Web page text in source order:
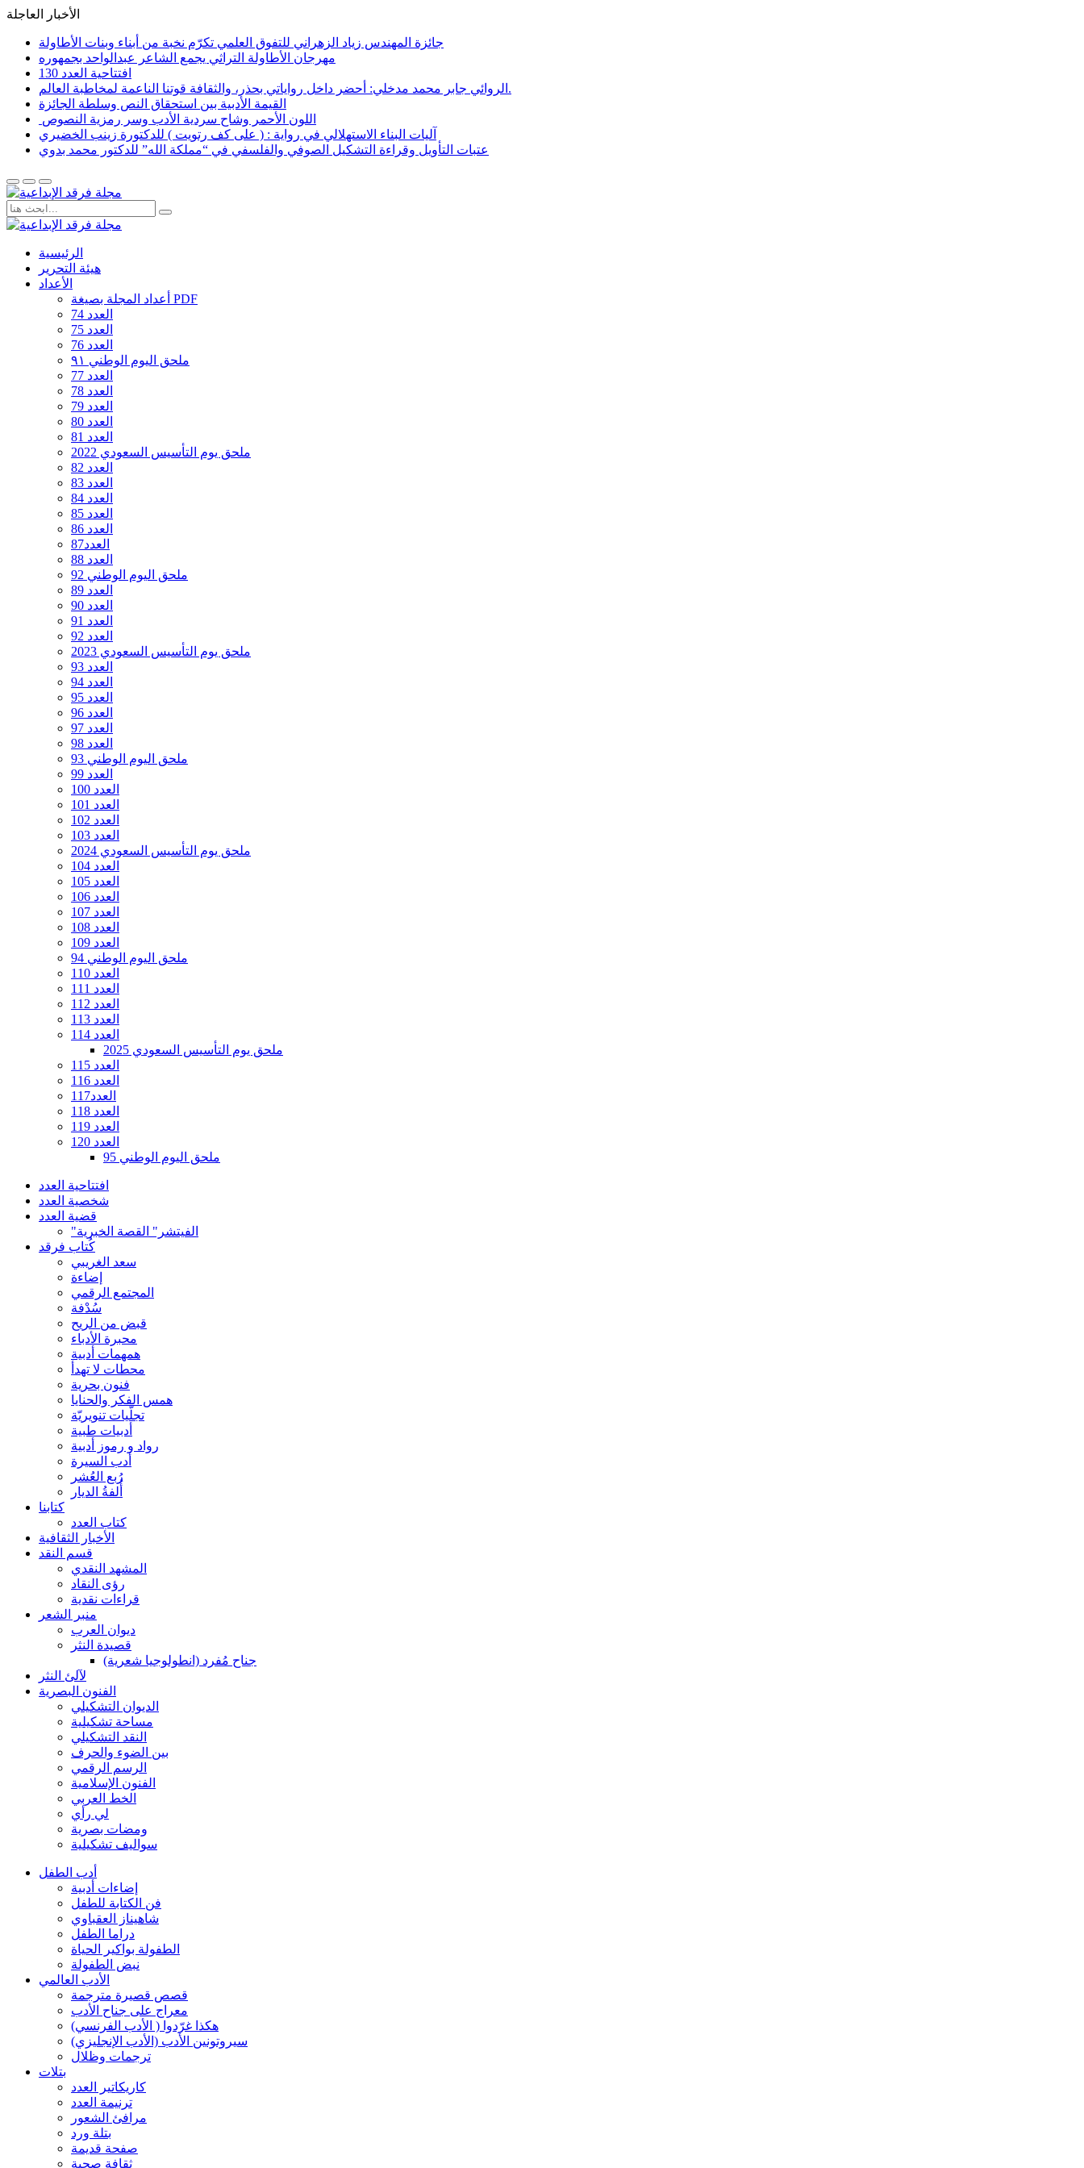
الأخبار العاجلة
جائزة المهندس زياد الزهراني للتفوق العلمي تكرّم نخبة من أبناء وبنات الأطاولة
مهرجان الأطاولة التراثي يجمع الشاعر عبدالواحد بجمهوره
افتتاحية العدد 130
الروائي جابر محمد مدخلي: أحضر داخل رواياتي بحذر، والثقافة قوتنا الناعمة لمخاطبة العالم.
القيمة الأدبية بين استحقاق النص وسلطة الجائزة
​ اللون الأحمر وشاح سردية الأدب وسر رمزية النصوص
آليات البناء الاستهلالي في رواية : ( على كف رتويت ) للدكتورة زينب الخضيري
عتبات التأويل وقراءة التشكيل الصوفي والفلسفي في “مملكة الله” للدكتور محمد بدوي
الرئيسية
هيئة التحرير
الأعداد
أعداد المجلة بصيغة PDF
العدد 74
العدد 75
العدد 76
ملحق اليوم الوطني ٩١
العدد 77
العدد 78
العدد 79
العدد 80
العدد 81
ملحق يوم التأسيس السعودي 2022
العدد 82
العدد 83
العدد 84
العدد 85
العدد 86
العدد87
العدد 88
ملحق اليوم الوطني 92
العدد 89
العدد 90
العدد 91
العدد 92
ملحق يوم التأسيس السعودي 2023
العدد 93
العدد 94
العدد 95
العدد 96
العدد 97
العدد 98
ملحق اليوم الوطني 93
العدد 99
العدد 100
العدد 101
العدد 102
العدد 103
ملحق يوم التأسيس السعودي 2024
العدد 104
العدد 105
العدد 106
العدد 107
العدد 108
العدد 109
ملحق اليوم الوطني 94
العدد 110
العدد 111
العدد 112
العدد 113
العدد 114
ملحق يوم التأسيس السعودي 2025
العدد 115
العدد 116
العدد117
العدد 118
العدد 119
العدد 120
ملحق اليوم الوطني 95
افتتاحية العدد
شخصية العدد
قضية العدد
"الفيتشر" القصة الخبرية
كُتاب فرقد
سعد الغريبي
إضاءة
المجتمع الرقمي
سُدْفة
قبض من الريح
محبرة الأدباء
همهمات أدبية
محطات لا تهدأ
فنون بحرية
همس الفكر والحنايا
تجلّيات تنويريّة
أدبيات طبية
رواد و رموز أدبية
أدب السيرة
رُبع العُشر
أُلفةُ الديار
كتابنا
كتاب العدد
الأخبار الثقافية
قسم النقد
المشهد النقدي
رؤى النقاد
قراءات نقدية
منبر الشعر
ديوان العرب
قصيدة النثر
جناح مُفرد (انطولوجيا شعرية)
لآلئ النثر
الفنون البصرية
الديوان التشكيلي
مساحة تشكيلية
النقد التشكيلي
بين الضوء والحرف
الرسم الرقمي
الفنون الإسلامية
الخط العربي
لي رأي
ومضات بصرية
سواليف تشكيلية
أدب الطفل
إضاءات أدبية
فن الكتابة للطفل
شاهيناز العقباوي
دراما الطفل
الطفولة بواكير الحياة
نبض الطفولة
الأدب العالمي
قصص قصيرة مترجمة
معراج على جناح الأدب
هكذا غرّدوا ( الأدب الفرنسي)
سيروتونين الأدب (الأدب الإنجليزي)
ترجمات وظلال
بتلات
كاريكاتير العدد
ترنيمة العدد
مرافئ الشعور
بتلة ورد
صفحة قديمة
ثقافة صحية